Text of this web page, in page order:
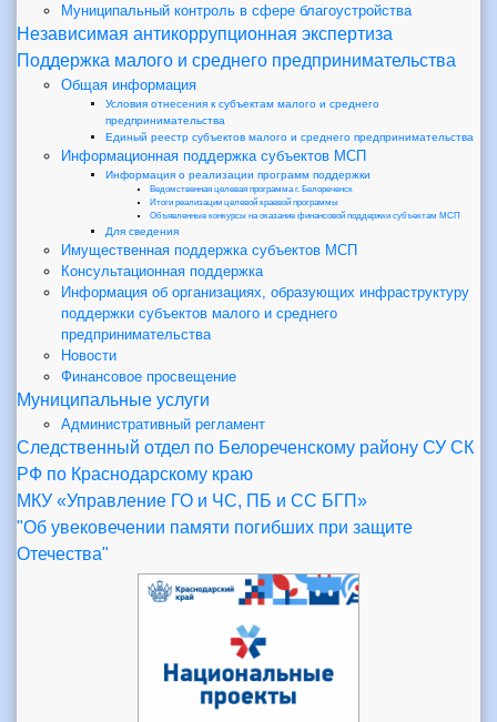
Муниципальный контроль в сфере благоустройства
Независимая антикоррупционная экспертиза
Поддержка малого и среднего предпринимательства
Общая информация
Условия отнесения к субъектам малого и среднего
предпринимательства
Единый реестр субъектов малого и среднего предпринимательства
Информационная поддержка субъектов МСП
Информация о реализации программ поддержки
Ведомственная целевая программа г. Белореченск
Итоги реализации целевой краевой программы
Объявленные конкурсы на оказание финансовой поддержки субъектам МСП
Для сведения
Имущественная поддержка субъектов МСП
Консультационная поддержка
Информация об организациях, образующих инфраструктуру
поддержки субъектов малого и среднего
предпринимательства
Новости
Финансовое просвещение
Муниципальные услуги
Административный регламент
Следственный отдел по Белореченскому району СУ СК
РФ по Краснодарскому краю
МКУ «Управление ГО и ЧС, ПБ и СС БГП»
"Об увековечении памяти погибших при защите
Отечества"